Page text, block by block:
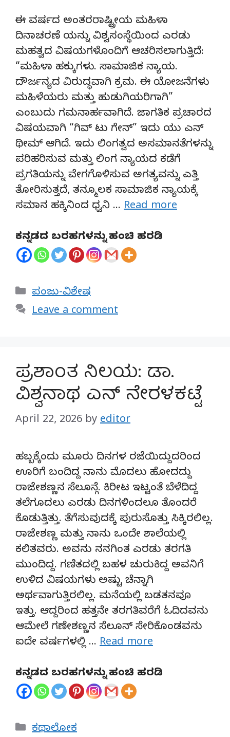
ಈ ವರ್ಷದ ಅಂತರರಾಷ್ಟ್ರೀಯ ಮಹಿಳಾ
ದಿನಾಚರಣೆ ಯನ್ನು ವಿಶ್ವಸಂಸ್ಥೆಯಿಂದ ಎರಡು
ಮಹತ್ವದ ವಿಷಯಗಳೊಂದಿಗೆ ಆಚರಿಸಲಾಗುತ್ತಿದೆ:
“ಮಹಿಳಾ ಹಕ್ಕುಗಳು. ಸಾಮಾಜಿಕ ನ್ಯಾಯ.
ದೌರ್ಜನ್ಯದ ವಿರುದ್ಧವಾಗಿ ಕ್ರಮ. ಈ ಯೋಜನೆಗಳು
ಮಹಿಳೆಯರು ಮತ್ತು ಹುಡುಗಿಯರಿಗಾಗಿ”
ಎಂಬುದು ಗಮನಾರ್ಹವಾಗಿದೆ. ಜಾಗತಿಕ ಪ್ರಚಾರದ
ವಿಷಯವಾಗಿ “ಗಿವ್ ಟು ಗೇನ್” ಇದು ಯು ಎನ್
ಥೀಮ್ ಆಗಿದೆ. ಇದು ಲಿಂಗತ್ವದ ಅಸಮಾನತೆಗಳನ್ನು
ಪರಿಹರಿಸುವ ಮತ್ತು ಲಿಂಗ ನ್ಯಾಯದ ಕಡೆಗೆ
ಪ್ರಗತಿಯನ್ನು ವೇಗಗೊಳಿಸುವ ಅಗತ್ಯವನ್ನು ಎತ್ತಿ
ತೋರಿಸುತ್ತದೆ, ತನ್ಮೂಲಕ ಸಾಮಾಜಿಕ ನ್ಯಾಯಕ್ಕೆ
ಸಮಾನ ಹಕ್ಕಿನಿಂದ ಧ್ವನಿ … Read more
ಕನ್ನಡದ ಬರಹಗಳನ್ನು ಹಂಚಿ ಹರಡಿ
Categories
ಪಂಜು-ವಿಶೇಷ
Leave a comment
ಪ್ರಶಾಂತ ನಿಲಯ: ಡಾ.
ವಿಶ್ವನಾಥ ಎನ್ ನೇರಳಕಟ್ಟೆ
April 22, 2026 by editor
ಹಬ್ಬಕ್ಕೆಂದು ಮೂರು ದಿನಗಳ ರಜೆಯಿದ್ದುದರಿಂದ
ಊರಿಗೆ ಬಂದಿದ್ದ ನಾನು ಮೊದಲು ಹೋದದ್ದು
ರಾಜೇಶಣ್ಣನ ಸೆಲೂನ್ಗೆ. ಕಿರೀಟ ಇಟ್ಟಂತೆ ಬೆಳೆದಿದ್ದ
ತಲೆಗೂದಲು ಎರಡು ದಿನಗಳಿಂದಲೂ ತೊಂದರೆ
ಕೊಡುತ್ತಿತ್ತು. ತೆಗೆಸುವುದಕ್ಕೆ ಪುರುಸೊತ್ತು ಸಿಕ್ಕಿರಲಿಲ್ಲ.
ರಾಜೇಶಣ್ಣ ಮತ್ತು ನಾನು ಒಂದೇ ಶಾಲೆಯಲ್ಲಿ
ಕಲಿತವರು. ಅವನು ನನಗಿಂತ ಎರಡು ತರಗತಿ
ಮುಂದಿದ್ದ. ಗಣಿತದಲ್ಲಿ ಬಹಳ ಚುರುಕಿದ್ದ ಅವನಿಗೆ
ಉಳಿದ ವಿಷಯಗಳು ಅಷ್ಟು ಚೆನ್ನಾಗಿ
ಅರ್ಥವಾಗುತ್ತಿರಲಿಲ್ಲ. ಮನೆಯಲ್ಲಿ ಬಡತನವೂ
ಇತ್ತು. ಆದ್ದರಿಂದ ಹತ್ತನೇ ತರಗತಿವರೆಗೆ ಓದಿದವನು
ಆಮೇಲೆ ಗಣೇಶಣ್ಣನ ಸೆಲೂನ್ ಸೇರಿಕೊಂಡವನು
ಐದೇ ವರ್ಷಗಳಲ್ಲಿ … Read more
ಕನ್ನಡದ ಬರಹಗಳನ್ನು ಹಂಚಿ ಹರಡಿ
Categories
ಕಥಾಲೋಕ